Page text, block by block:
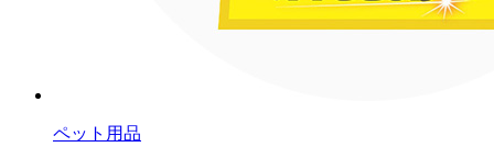
ペット用品